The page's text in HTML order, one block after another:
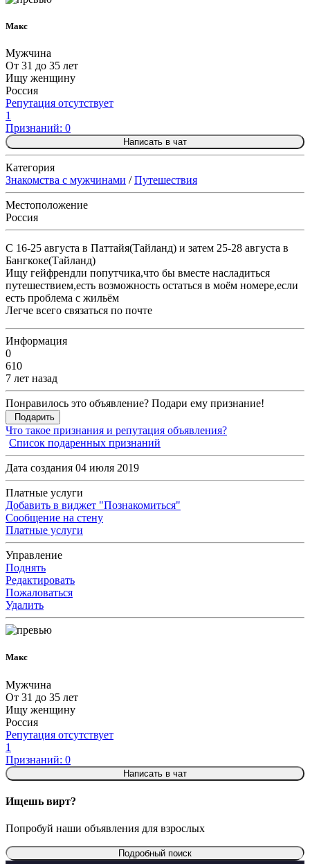
Макс
Мужчина
От 31 до 35 лет
Ищу женщину
Россия
Репутация отсутствует
1
Признаний: 0
Написать в чат
Категория
Знакомства с мужчинами /Путешествия
Местоположение
Россия
С 16-25 августа в Паттайя(Тайланд) и затем 25-28 августа в
Бангкоке(Тайланд)
Ищу гейфрендли попутчика,что бы вместе насладиться
путешествием,есть возможность остаться в моём номере,если
есть проблема с жильём
Легче всего связаться по почте
Информация
0
610
7 лет назад
Понравилось это объявление? Подари ему признание!
Подарить
Что такое признания и репутация объявления?
Список подаренных признаний
Дата создания 04 июля 2019
Платные услуги
Добавить в виджет "Познакомиться"
Сообщение на стену
Платные услуги
Управление
Поднять
Редактировать
Пожаловаться
Удалить
Макс
Мужчина
От 31 до 35 лет
Ищу женщину
Россия
Репутация отсутствует
1
Признаний: 0
Написать в чат
Ищешь вирт?
Попробуй наши объявления для взрослых
Подробный поиск